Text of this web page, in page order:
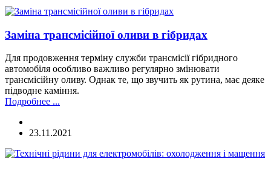
Заміна трансмісійної оливи в гібридах
Для продовження терміну служби трансмісії гібридного
автомобіля особливо важливо регулярно змінювати
трансмісійну оливу. Однак те, що звучить як рутина, має деяке
підводне каміння.
Подробнее ...
23.11.2021